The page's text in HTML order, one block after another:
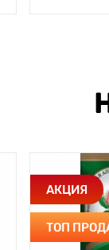
АКЦИЯ
ТОП